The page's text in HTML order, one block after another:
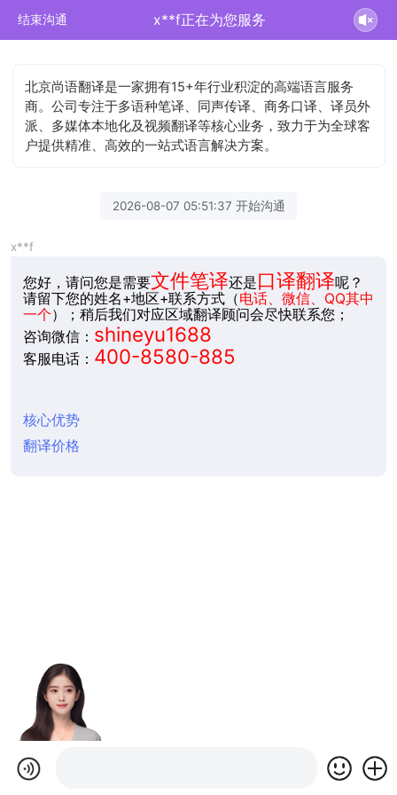
结束沟通 x**f正在为您服务
北京尚语翻译是一家拥有15+年行业积淀的高端语言服务
商。公司专注于多语种笔译、同声传译、商务口译、译员外
派、多媒体本地化及视频翻译等核心业务，致力于为全球客
户提供精准、高效的一站式语言解决方案。
2026-08-07 05:51:37 开始沟通
x**f
您好，请问您是需要文件笔译还是口译翻译呢？
请留下您的姓名+地区+联系方式（电话、微信、QQ其中
一个）；稍后我们对应区域翻译顾问会尽快联系您；
咨询微信： shineyu1688
客服电话： 400-8580-885
核心优势
翻译价格